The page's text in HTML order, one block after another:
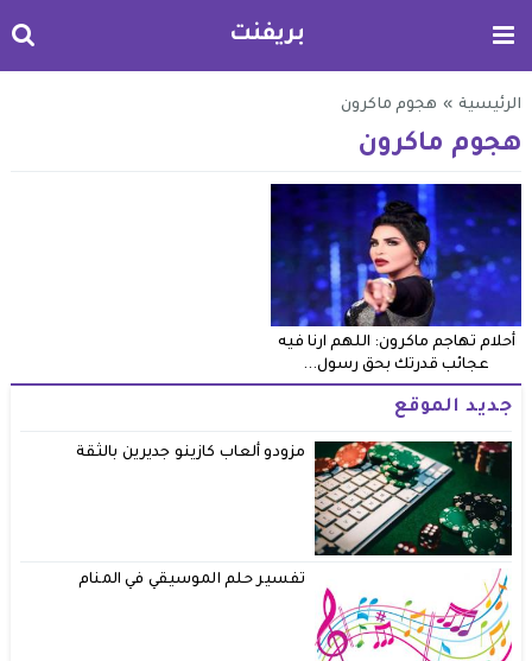
بريفنت
الرئيسية » هجوم ماكرون
هجوم ماكرون
أحلام تهاجم ماكرون: اللهم ارنا فيه
عجائب قدرتك بحق رسول...
جديد الموقع
مزودو ألعاب كازينو جديرين بالثقة
تفسير حلم الموسيقي في المنام